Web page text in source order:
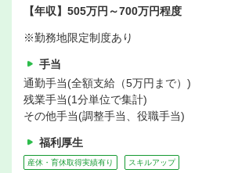
【年収】505万円～700万円程度
※勤務地限定制度あり
手当
通勤手当(全額支給（5万円まで）)
残業手当(1分単位で集計)
その他手当(調整手当、役職手当)
福利厚生
産休・育休取得実績有り スキルアップ